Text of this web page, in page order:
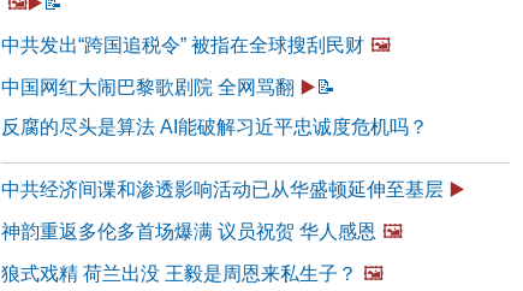
中共发出“跨国追税令” 被指在全球搜刮民财 🖼️
中国网红大闹巴黎歌剧院 全网骂翻 ▶️ 📝
反腐的尽头是算法 AI能破解习近平忠诚度危机吗？
中共经济间谍和渗透影响活动已从华盛顿延伸至基层 ▶️
神韵重返多伦多首场爆满 议员祝贺 华人感恩 🖼️
狼式戏精 荷兰出没 王毅是周恩来私生子？ 🖼️